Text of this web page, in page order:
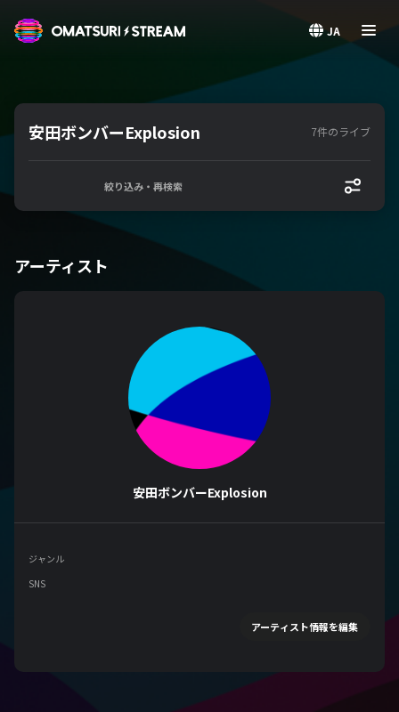
JA
安田ボンバーExplosion 7件のライブ
絞り込み・再検索
アーティスト
安田ボンバーExplosion
ジャンル
SNS
アーティスト情報を編集